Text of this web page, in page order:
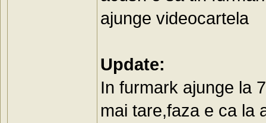
ajunge videocartela
Update:
In furmark ajunge la
mai tare,faza e ca la